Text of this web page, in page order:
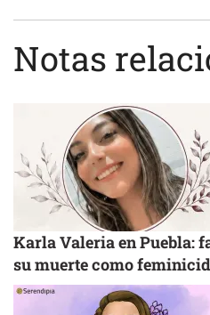
Notas
Karla Valeria en Puebla:
su muerte como